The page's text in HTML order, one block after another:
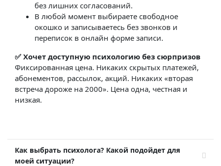
без лишних согласований.
В любой момент выбираете свободное
окошко и записываетесь без звонков и
переписок в онлайн форме записи.
✅ Хочет доступную психологию без сюрпризов
Фиксированная цена. Никаких скрытых платежей,
абонементов, рассылок, акций. Никаких «вторая
встреча дороже на 2000». Цена одна, честная и
низкая.
Как выбрать психолога? Какой подойдет для
моей ситуации?